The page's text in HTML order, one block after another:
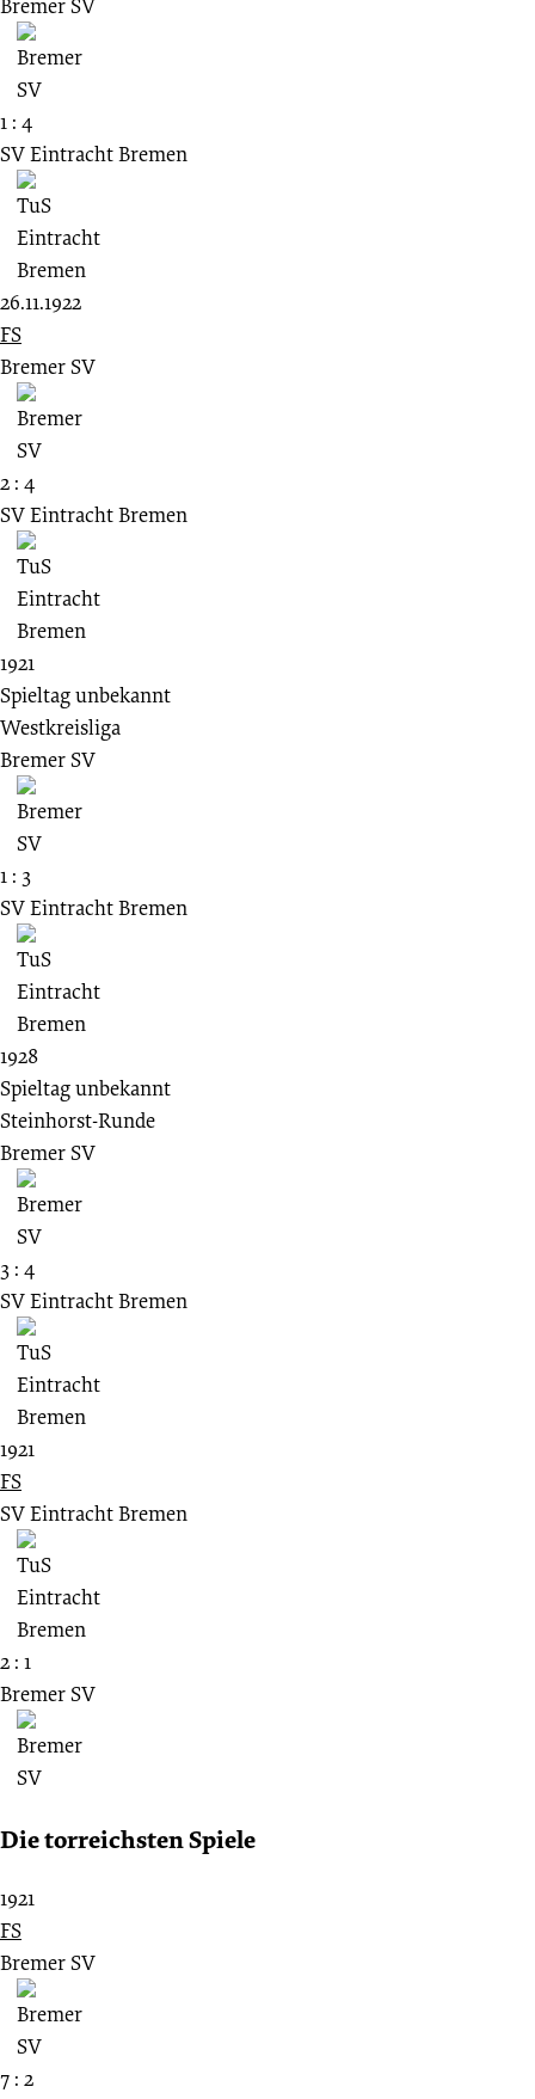
Bremer SV
1 : 4
SV Eintracht Bremen
26.11.1922
FS
Bremer SV
2 : 4
SV Eintracht Bremen
1921
Spieltag unbekannt
Westkreisliga
Bremer SV
1 : 3
SV Eintracht Bremen
1928
Spieltag unbekannt
Steinhorst-Runde
Bremer SV
3 : 4
SV Eintracht Bremen
1921
FS
SV Eintracht Bremen
2 : 1
Bremer SV
Die torreichsten Spiele
1921
FS
Bremer SV
7 : 2